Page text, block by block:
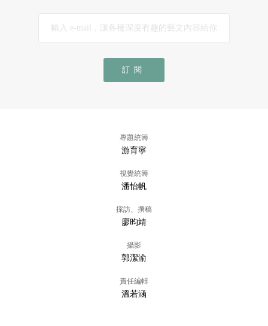
訂閱
專題統籌
游育寧
視覺統籌
潘怡帆
採訪、撰稿
廖昀靖
攝影
郭潔渝
責任編輯
溫若涵